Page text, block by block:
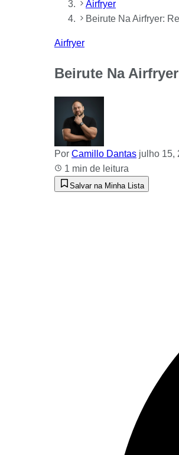
Airfryer
Beirute Na Airfryer:
Airfryer
Beirute Na
Por Camillo Dantas julho 15,
1 min de leitura
Salvar na Minha Lista